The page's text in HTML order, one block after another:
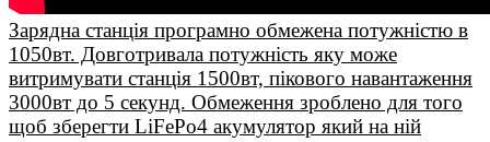
Зарядна станція програмно обмежена потужністю в
1050вт. Довготривала потужність яку може
витримувати станція 1500вт, пікового навантаження
3000вт до 5 секунд. Обмеження зроблено для того
щоб зберегти LiFePo4 акумулятор який на ній